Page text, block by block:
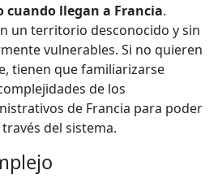
cuando llegan a Francia.
un territorio desconocido y sin
vulnerables. Si no quieren
tienen que familiarizarse
de los
de Francia para poder
del sistema.